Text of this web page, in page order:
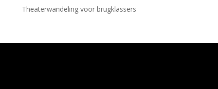
Theaterwandeling voor brugklassers